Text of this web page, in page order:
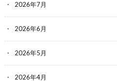
2026年7月
2026年6月
2026年5月
2026年4月